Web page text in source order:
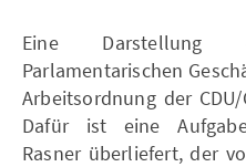
Eine Darstellung
Parlamentarischen
Arbeitsordnung der
Dafür ist eine
Rasner überliefert, der